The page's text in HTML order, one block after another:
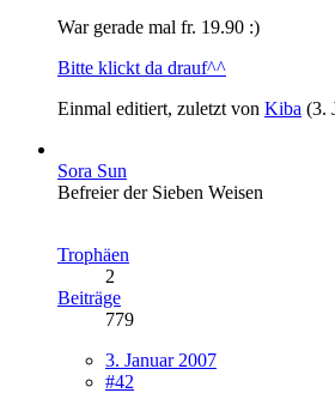
War gerade mal fr. 19.90 :)
Bitte klickt da drauf^^
Einmal editiert, zuletzt von Kiba (3.
Sora Sun
Befreier der Sieben Weisen
Trophäen
2
Beiträge
779
3. Januar 2007
#42